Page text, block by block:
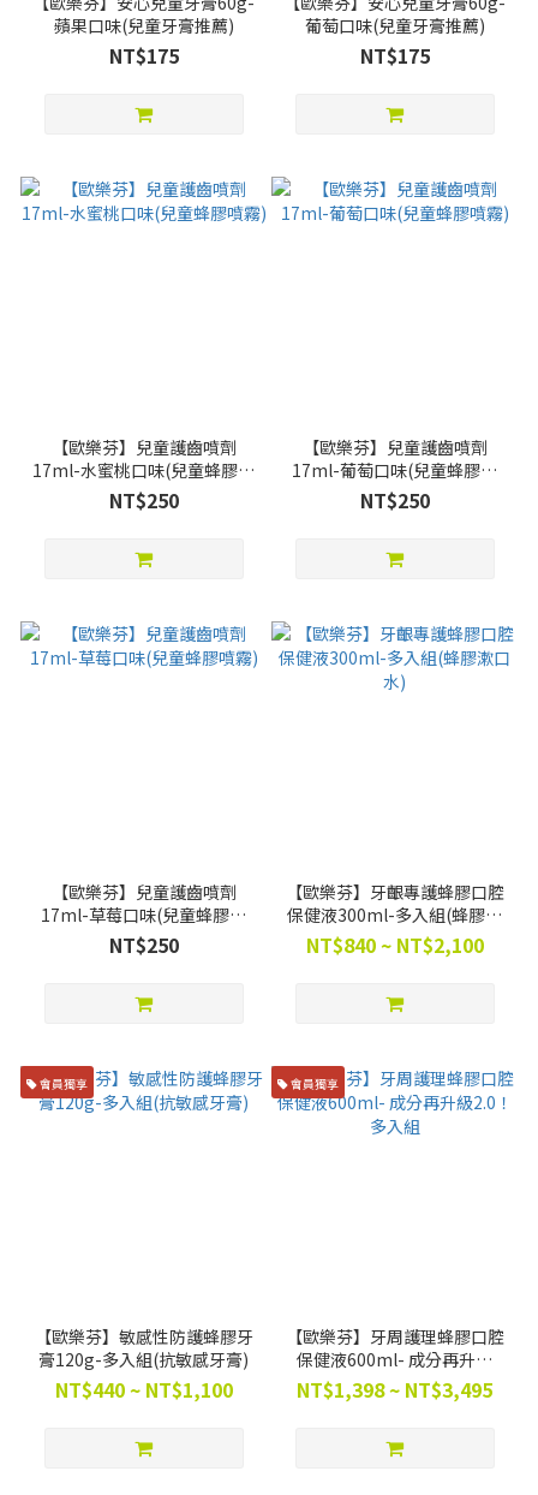
蘋果口味(兒童牙膏推薦)
NT$175
葡萄口味(兒童牙膏推薦)
NT$175
【歐樂芬】兒童護齒噴劑
17ml-水蜜桃口味(兒童蜂膠噴
霧)
NT$250
【歐樂芬】兒童護齒噴劑
17ml-葡萄口味(兒童蜂膠噴
霧)
NT$250
【歐樂芬】兒童護齒噴劑
17ml-草莓口味(兒童蜂膠噴
霧)
NT$250
【歐樂芬】牙齦專護蜂膠口腔
保健液300ml-多入組(蜂膠漱
口水)
NT$840 ~ NT$2,100
會員獨享
【歐樂芬】敏感性防護蜂膠牙
膏120g-多入組(抗敏感牙膏)
NT$440 ~ NT$1,100
會員獨享
【歐樂芬】牙周護理蜂膠口腔
保健液600ml- 成分再升級
2.0！多入組
NT$1,398 ~ NT$3,495